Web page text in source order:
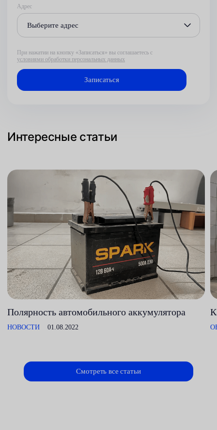
Адрес
Выберите адрес
При нажатии на кнопку «Записаться» вы соглашаетесь с
условиями обработки персональных данных
Интересные статьи
Полярность автомобильного аккумулятора
НОВОСТИ 01.08.2022
Смотреть все статьи